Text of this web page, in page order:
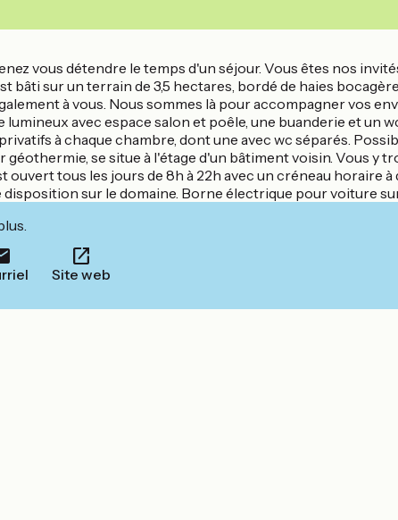
vous détendre le temps d'un séjour. Vous êtes nos
sur un terrain de 3,5 hectares, bordé de haies
à vous. Nous sommes là pour accompagner vos
avec espace salon et poêle, une buanderie et un
à chaque chambre, dont une avec wc séparés.
se situe à l'étage d'un bâtiment voisin. Vous y
ouvert tous les jours de 8h à 22h avec un créneau horaire
sur le domaine. Borne électrique pour voiture
Site web